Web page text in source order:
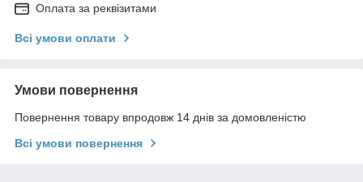
Оплата за реквізитами
Всі умови оплати
Умови повернення
Повернення товару впродовж 14 днів за домовленістю
Всі умови повернення